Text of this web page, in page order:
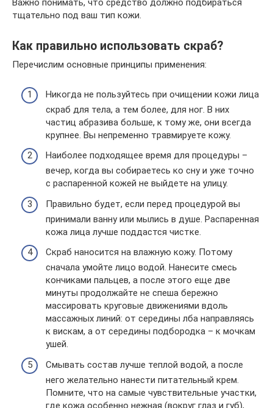
Важно понимать, что средство должно подбираться
тщательно под ваш тип кожи.
Как правильно использовать скраб?
Перечислим основные принципы применения:
Никогда не пользуйтесь при очищении кожи лица
скраб для тела, а тем более, для ног. В них
частиц абразива больше, к тому же, они всегда
крупнее. Вы непременно травмируете кожу.
Наиболее подходящее время для процедуры –
вечер, когда вы собираетесь ко сну и уже точно
с распаренной кожей не выйдете на улицу.
Правильно будет, если перед процедурой вы
принимали ванну или мылись в душе. Распаренная
кожа лица лучше поддастся чистке.
Скраб наносится на влажную кожу. Потому
сначала умойте лицо водой. Нанесите смесь
кончиками пальцев, а после этого еще две
минуты продолжайте не спеша бережно
массировать круговые движениями вдоль
массажных линий: от середины лба направляясь
к вискам, а от середины подбородка – к мочкам
ушей.
Смывать состав лучше теплой водой, а после
него желательно нанести питательный крем.
Помните, что на самые чувствительные участки,
где кожа особенно нежная (вокруг глаз и губ),